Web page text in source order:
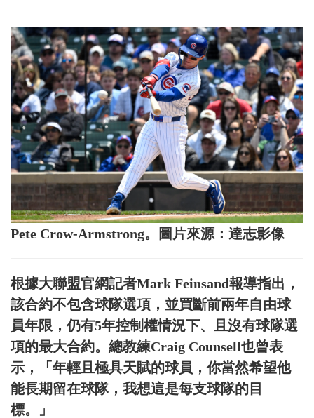
Pete Crow-Armstrong。圖片來源：達志影像
根據大聯盟官網記者Mark Feinsand報導指出，
該合約不包含球隊選項，並買斷前兩年自由球
員年限，仍有5年控制權情況下、且沒有球隊選
項的最大合約。總教練Craig Counsell也曾表
示，「年輕且極具天賦的球員，你當然希望他
能長期留在球隊，我想這是每支球隊的目
標。」